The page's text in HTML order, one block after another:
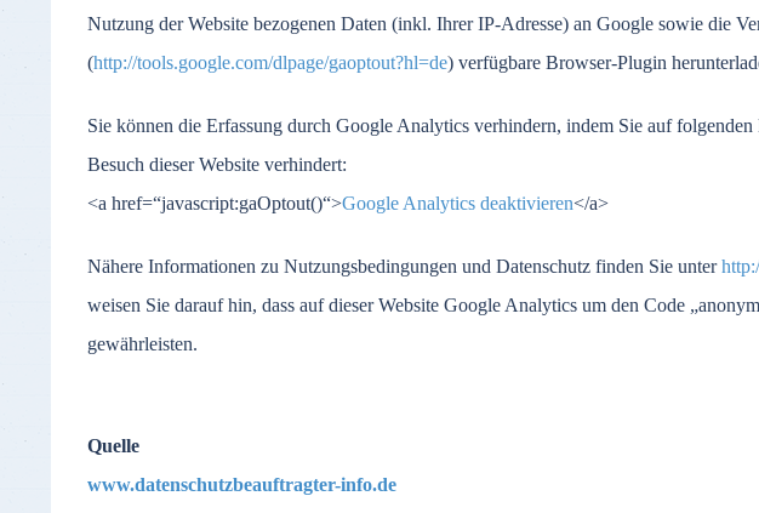
Nutzung der Website bezogenen Daten (inkl. Ihrer IP-Adresse) an Google sowie die
(http://tools.google.com/dlpage/gaoptout?hl=de) verfügbare Browser-Plugin
Sie können die Erfassung durch Google Analytics verhindern, indem Sie auf
Besuch dieser Website verhindert:
<a href=“javascript:gaOptout()“>Google Analytics deaktivieren</a>
Nähere Informationen zu Nutzungsbedingungen und Datenschutz finden Sie unter
weisen Sie darauf hin, dass auf dieser Website Google Analytics um den Code
gewährleisten.
Quelle
www.datenschutzbeauftragter-info.de